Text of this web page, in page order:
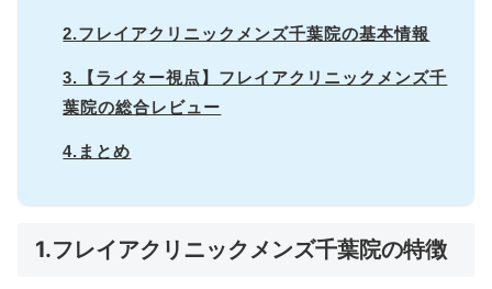
2.フレイアクリニックメンズ千葉院の基本情報
3.【ライター視点】フレイアクリニックメンズ千
葉院の総合レビュー
4.まとめ
1.フレイアクリニックメンズ千葉院の特徴